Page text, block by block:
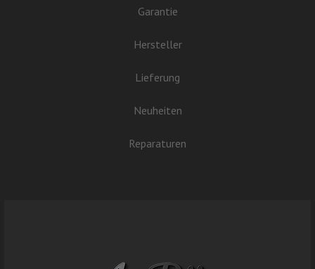
Garantie
Hersteller
Lieferung
Neuheiten
Reparaturen